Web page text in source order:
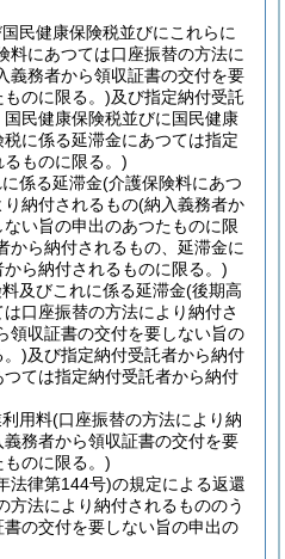
民健康保険税並びにこれらに
料にあつては口座振替の方法に
義務者から領収証書の交付を要
ものに限る。)及び指定納付受託
民健康保険税並びに国民健康
に係る延滞金にあつては指定
ものに限る。)
係る延滞金(介護保険料にあつ
納付されるもの(納入義務者か
い旨の申出のあつたものに限
から納付されるもの、延滞金に
ら納付されるものに限る。)
及びこれに係る延滞金(後期高
口座振替の方法により納付さ
領収証書の交付を要しない旨の
。)及び指定納付受託者から納付
ては指定納付受託者から納付
用料(口座振替の方法により納
務者から領収証書の交付を要
ものに限る。)
法律第144号)の規定による返還
方法により納付されるもののう
の交付を要しない旨の申出の